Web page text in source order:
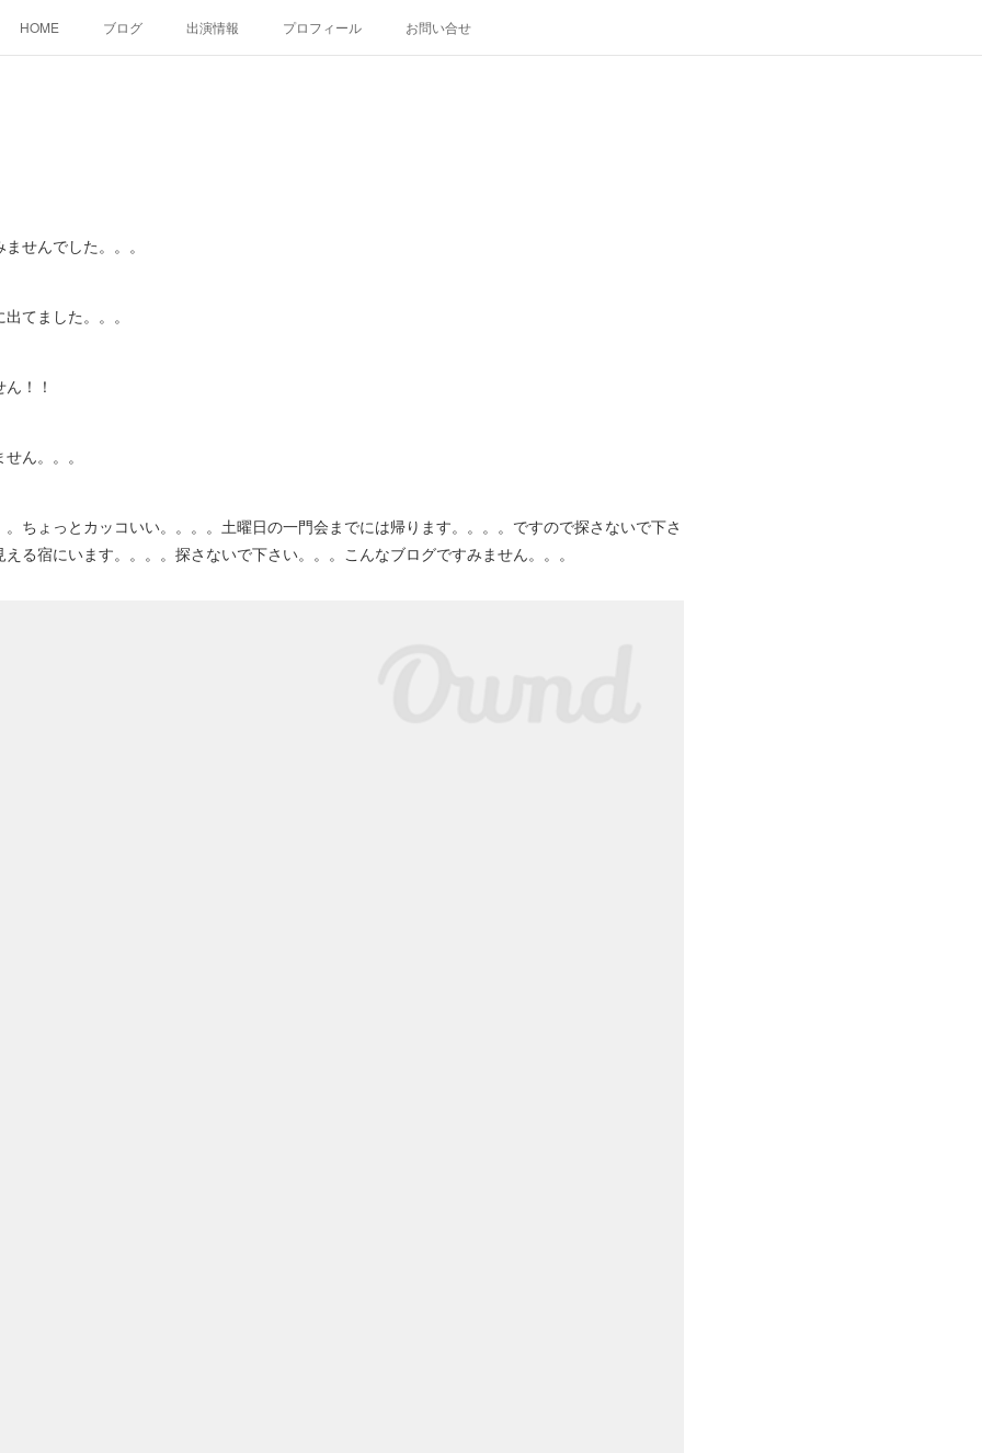
HOME ブログ 出演情報 プロフィール お問い合せ
せんでした。。。
てました。。。
！！
ん。。。
ちょっとカッコいい。。。。土曜日の一門会までには帰ります。。。。ですので探さないで下さ
る宿にいます。。。。探さないで下さい。。。こんなブログですみません。。。